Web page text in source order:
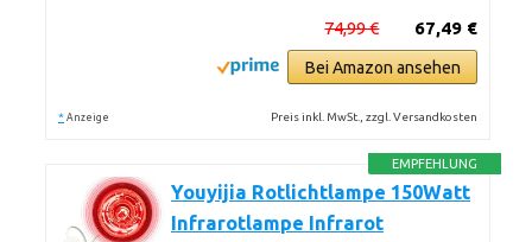
67,49 €
74,99 €
Bei Amazon ansehen
* Anzeige Preis inkl. MwSt., zzgl. Versandkosten
EMPFEHLUNG
Youyijia Rotlichtlampe 150Watt
Infrarotlampe Infrarot